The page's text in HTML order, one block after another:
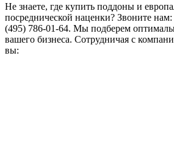
Не знаете, где купить поддоны и
посреднической наценки? Звоните
(495) 786-01-64. Мы подберем
вашего бизнеса. Сотрудничая с
вы: